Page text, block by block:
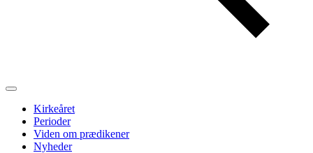
Kirkeåret
Perioder
Viden om prædikener
Nyheder